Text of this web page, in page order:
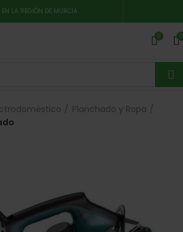
LA REGIÓN DE MURCIA
0 0
Planchado y Ropa